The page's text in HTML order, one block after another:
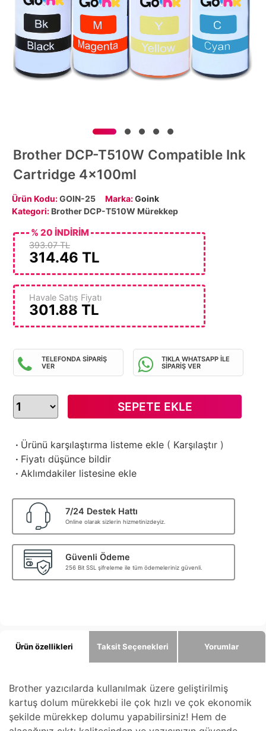
Brother DCP-T510W Compatible Ink
Cartridge 4x100ml
Ürün Kodu:GOIN-25 Marka:Goink
Kategori: Brother DCP-T510W Mürekkep
393.07 TL
314.46 TL
% 20 İNDİRİM
Havale Satış Fiyatı
301.88 TL
TELEFONDA SİPARİŞ
VER
TIKLA WHATSAPP İLE
SİPARİŞ VER
SEPETE EKLE
· Ürünü karşılaştırma listeme ekle ( Karşılaştır )
· Fiyatı düşünce bildir
· Aklımdakiler listesine ekle
7/24 Destek Hattı
Online olarak sizlerin hizmetinizdeyiz.
Güvenli Ödeme
256 Bit SSL şifreleme ile tüm ödemeleriniz güvenli.
Ürün özellikleri Taksit Seçenekleri Yorumlar
Brother yazıcılarda kullanılmak üzere geliştirilmiş
kartuş dolum mürekkebi ile çok hızlı ve çok ekonomik
şekilde mürekkep dolumu yapabilirsiniz! Hem de